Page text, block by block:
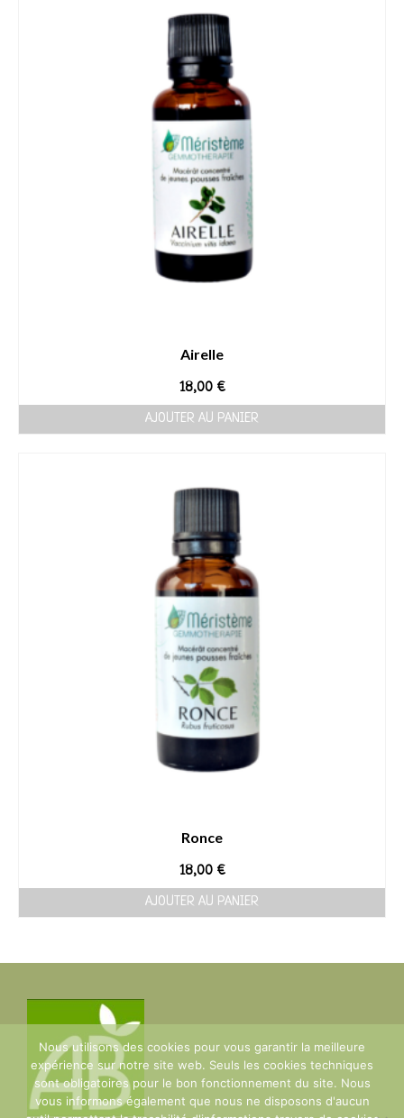
Airelle
18,00 €
AJOUTER AU PANIER
Ronce
18,00 €
AJOUTER AU PANIER
Nous utilisons des cookies pour vous garantir la meilleure
expérience sur notre site web. Seuls les cookies techniques
sont obligatoires pour le bon fonctionnement du site. Nous
vous informons également que nous ne disposons d'aucun